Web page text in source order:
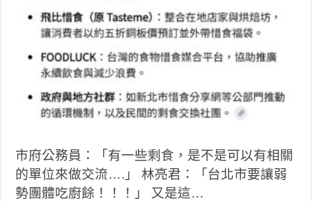
市府公務員：「有一些剩食，是不是可以有相關
的單位來做交流….」 林亮君：「台北市要讓弱
勢團體吃廚餘！！！」 又是這…